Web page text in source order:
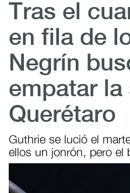
Tras el
en fila de
Negrín
empatar la
Querétaro
Guthrie se lució el
ellos un jonrón, pero el